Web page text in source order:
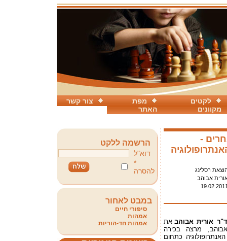
צור קשר
מפת
האתר
לקטים
מקוונים
-
רסלינג
אבוהב
ד"ר אורית אבוהב את
מרצה בכירה
כתחום
הרשמה ללקט
דוא"ל
*
להסרה
במבט לאחור
סיפורי חיים
אמהות
אמהות חד-הוריות